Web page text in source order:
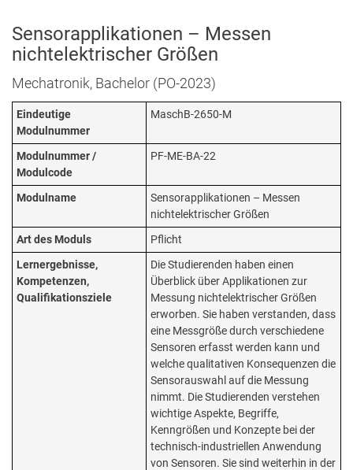
Sensorapplikationen – Messen
nichtelektrischer Größen
Mechatronik, Bachelor (PO-2023)
Eindeutige
Modulnummer
MaschB-2650-M
Modulnummer /
Modulcode
PF-ME-BA-22
Modulname
Sensorapplikationen – Messen
nichtelektrischer Größen
Art des Moduls
Pflicht
Lernergebnisse,
Kompetenzen,
Qualifikationsziele
Die Studierenden haben einen
Überblick über Applikationen zur
Messung nichtelektrischer Größen
erworben. Sie haben verstanden, dass
eine Messgröße durch verschiedene
Sensoren erfasst werden kann und
welche qualitativen Konsequenzen die
Sensorauswahl auf die Messung
nimmt. Die Studierenden verstehen
wichtige Aspekte, Begriffe,
Kenngrößen und Konzepte bei der
technisch-industriellen Anwendung
von Sensoren. Sie sind weiterhin in der